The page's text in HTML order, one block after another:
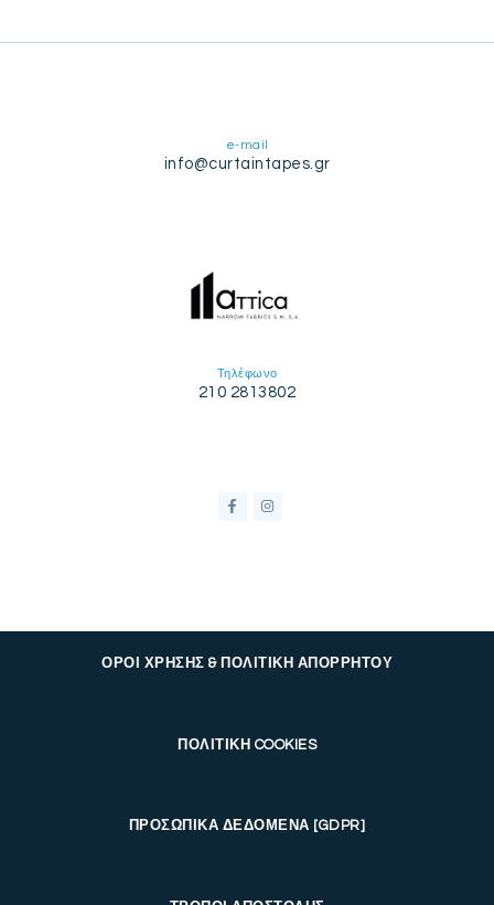
e-mail
info@curtaintapes.gr
Τηλέφωνο
210 2813802
ΟΡΟΙ ΧΡΗΣΗΣ & ΠΟΛΙΤΙΚΗ ΑΠΟΡΡΗΤΟΥ
ΠΟΛΙΤΙΚΗ COOKIES
ΠΡΟΣΩΠΙΚΑ ΔΕΔΟΜΕΝΑ [GDPR]